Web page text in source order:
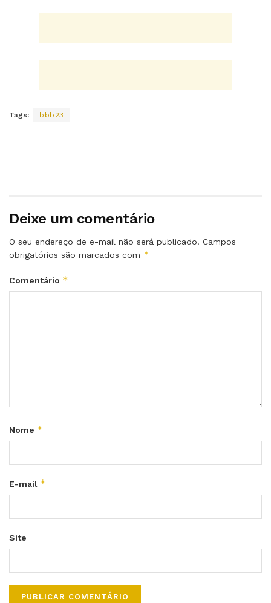
Tags: bbb23
Deixe um comentário
O seu endereço de e-mail não será publicado. Campos
obrigatórios são marcados com *
Comentário *
Nome *
E-mail *
Site